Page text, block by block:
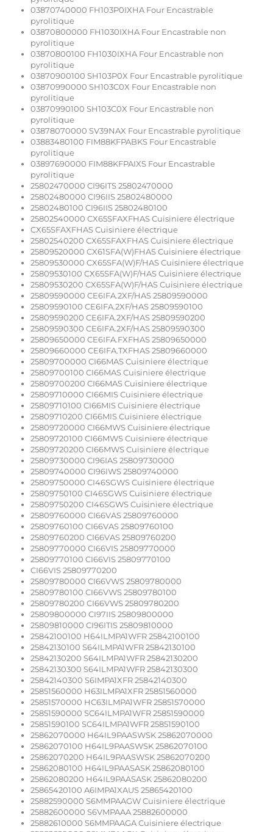
03870740000 FH103P0IXHA Four Encastrable
pyrolitique
03870800000 FH1030IXHA Four Encastrable non
pyrolitique
03870800100 FH1030IXHA Four Encastrable non
pyrolitique
03870900100 SH103P0X Four Encastrable pyrolitique
03870990000 SH103C0X Four Encastrable non
pyrolitique
03870990100 SH103C0X Four Encastrable non
pyrolitique
03878070000 SV39NAX Four Encastrable pyrolitique
03883480100 FIM88KFPABKS Four Encastrable
pyrolitique
03897690000 FIM88KFPAIXS Four Encastrable
pyrolitique
25802470000 CI96ITS 25802470000
25802480000 CI96IIS 25802480000
25802480100 CI96IIS 25802480100
25802540000 CX65SFAXFHAS Cuisiniere électrique
CX65SFAXFHAS Cuisiniere électrique
25802540200 CX65SFAXFHAS Cuisiniere électrique
25809520000 CX61SFA(W)FHAS Cuisiniere électrique
25809530000 CX65SFA(W)F/HAS Cuisiniere électrique
25809530100 CX65SFA(W)F/HAS Cuisiniere électrique
25809530200 CX65SFA(W)F/HAS Cuisiniere électrique
25809590000 CE6IFA.2XF/HAS 25809590000
25809590100 CE6IFA.2XF/HAS 25809590100
25809590200 CE6IFA.2XF/HAS 25809590200
25809590300 CE6IFA.2XF/HAS 25809590300
25809650000 CE6IFA.FXFHAS 25809650000
25809660000 CE6IFA.TXFHAS 25809660000
25809700000 CI66MAS Cuisiniere électrique
25809700100 CI66MAS Cuisiniere électrique
25809700200 CI66MAS Cuisiniere électrique
25809710000 CI66MIS Cuisiniere électrique
25809710100 CI66MIS Cuisiniere électrique
25809710200 CI66MIS Cuisiniere électrique
25809720000 CI66MWS Cuisiniere électrique
25809720100 CI66MWS Cuisiniere électrique
25809720200 CI66MWS Cuisiniere électrique
25809730000 CI96IAS 25809730000
25809740000 CI96IWS 25809740000
25809750000 CI46SGWS Cuisiniere électrique
25809750100 CI46SGWS Cuisiniere électrique
25809750200 CI46SGWS Cuisiniere électrique
25809760000 CI66VAS 25809760000
25809760100 CI66VAS 25809760100
25809760200 CI66VAS 25809760200
25809770000 CI66VIS 25809770000
25809770100 CI66VIS 25809770100
CI66VIS 25809770200
25809780000 CI66VWS 25809780000
25809780100 CI66VWS 25809780100
25809780200 CI66VWS 25809780200
25809800000 CI97IIS 25809800000
25809810000 CI96ITIS 25809810000
25842100100 H64ILMPA1WFR 25842100100
25842130100 S64ILMPA1WFR 25842130100
25842130200 S64ILMPA1WFR 25842130200
25842130300 S64ILMPA1WFR 25842130300
25842140300 S6IMPA1XFR 25842140300
25851560000 H63ILMPA1XFR 25851560000
25851570000 HC63ILMPA1WFR 25851570000
25851590000 SC64ILMPA1WFR 25851590000
25851590100 SC64ILMPA1WFR 25851590100
25862070000 H64IL9PAASWSK 25862070000
25862070100 H64IL9PAASWSK 25862070100
25862070200 H64IL9PAASWSK 25862070200
25862080100 H64IL9PAASASK 25862080100
25862080200 H64IL9PAASASK 25862080200
25865420100 A6IMPA1XAUS 25865420100
25882590000 S6MMPAAGW Cuisiniere électrique
25882600000 S6VMPAAA 25882600000
25882610000 S6MMPAAGA Cuisiniere électrique